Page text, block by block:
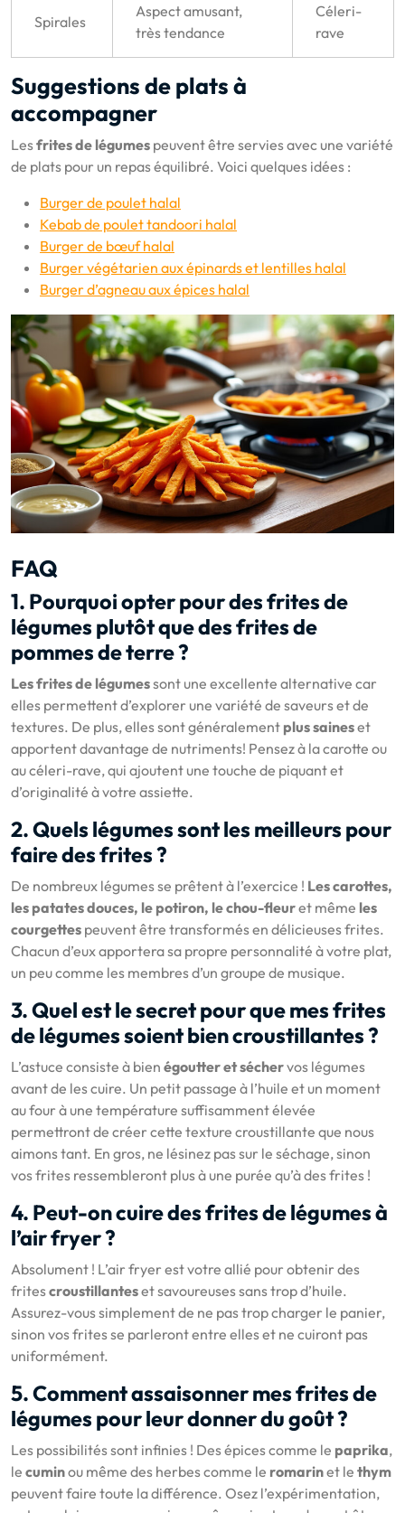
Spirales
Aspect amusant,
très tendance
Céleri-
rave
Suggestions de plats à
accompagner
Lesfrites de légumes peuvent être servies avec une variété
de plats pour un repas équilibré. Voici quelques idées :
Burger de poulet halal
Kebab de poulet tandoori halal
Burger de bœuf halal
Burger végétarien aux épinards et lentilles halal
Burger d’agneau aux épices halal
FAQ
1. Pourquoi opter pour des frites de
légumes plutôt que des frites de
pommes de terre ?
Les frites de légumessont une excellente alternative car
elles permettent d’explorer une variété de saveurs et de
textures. De plus, elles sont généralement plus saineset
apportent davantage de nutriments! Pensez à la carotte ou
au céleri-rave, qui ajoutent une touche de piquant et
d’originalité à votre assiette.
2. Quels légumes sont les meilleurs pour
faire des frites ?
De nombreux légumes se prêtent à l’exercice ! Les carottes,
les patates douces, le potiron, le chou-fleuret même les
courgettes peuvent être transformés en délicieuses frites.
Chacun d’eux apportera sa propre personnalité à votre plat,
un peu comme les membres d’un groupe de musique.
3. Quel est le secret pour que mes frites
de légumes soient bien croustillantes ?
L’astuce consiste à bien égoutter et séchervos légumes
avant de les cuire. Un petit passage à l’huile et un moment
au four à une température suffisamment élevée
permettront de créer cette texture croustillante que nous
aimons tant. En gros, ne lésinez pas sur le séchage, sinon
vos frites ressembleront plus à une purée qu’à des frites !
4. Peut-on cuire des frites de légumes à
l’air fryer ?
Absolument ! L’air fryer est votre allié pour obtenir des
fritescroustillanteset savoureuses sans trop d’huile.
Assurez-vous simplement de ne pas trop charger le panier,
sinon vos frites se parleront entre elles et ne cuiront pas
uniformément.
5. Comment assaisonner mes frites de
légumes pour leur donner du goût ?
Les possibilités sont infinies ! Des épices comme le paprika,
le cuminou même des herbes comme le romarinet le thym
peuvent faire toute la différence. Osez l’expérimentation,